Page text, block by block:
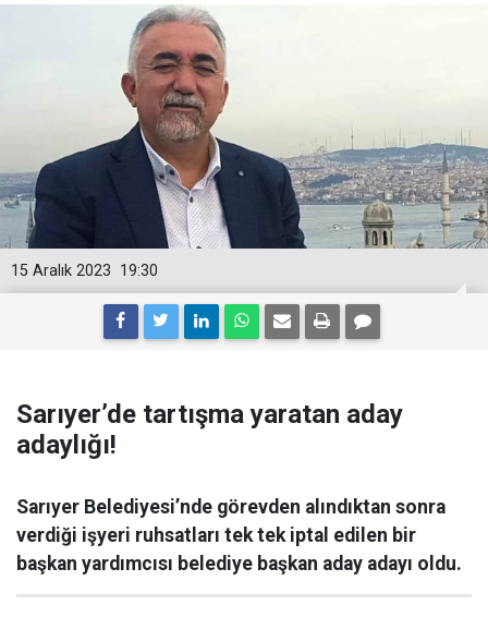
19:30
15 Aralık 2023
Sarıyer’de tartışma yaratan aday
adaylığı!
Sarıyer Belediyesi’nde görevden alındıktan sonra
verdiği işyeri ruhsatları tek tek iptal edilen bir
başkan yardımcısı belediye başkan aday adayı oldu.